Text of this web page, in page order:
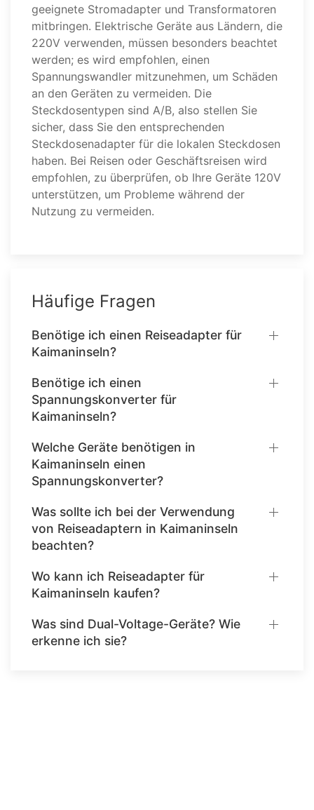
geeignete Stromadapter und Transformatoren
mitbringen. Elektrische Geräte aus Ländern, die
220V verwenden, müssen besonders beachtet
werden; es wird empfohlen, einen
Spannungswandler mitzunehmen, um Schäden
an den Geräten zu vermeiden. Die
Steckdosentypen sind A/B, also stellen Sie
sicher, dass Sie den entsprechenden
Steckdosenadapter für die lokalen Steckdosen
haben. Bei Reisen oder Geschäftsreisen wird
empfohlen, zu überprüfen, ob Ihre Geräte 120V
unterstützen, um Probleme während der
Nutzung zu vermeiden.
Häufige Fragen
Benötige ich einen Reiseadapter für
Kaimaninseln?
Benötige ich einen
Spannungskonverter für
Kaimaninseln?
Welche Geräte benötigen in
Kaimaninseln einen
Spannungskonverter?
Was sollte ich bei der Verwendung
von Reiseadaptern in Kaimaninseln
beachten?
Wo kann ich Reiseadapter für
Kaimaninseln kaufen?
Was sind Dual-Voltage-Geräte? Wie
erkenne ich sie?